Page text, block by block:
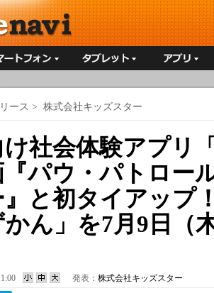
ース > 株式会社キッズスター
社会体験アプリ
『パウ・パトロー
と初タイアップ
かん」を7月9日（
発表： 株式会社キッズスター